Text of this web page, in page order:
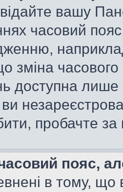
вашу
часовий
зміна часового
доступна лише
пробачте за
пояс,
в тому, що